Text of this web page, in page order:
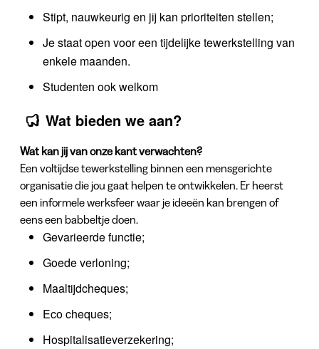
Stipt, nauwkeurig en jij kan prioriteiten stellen;
Je staat open voor een tijdelijke tewerkstelling van
enkele maanden.
Studenten ook welkom
Wat bieden we aan?
Wat kan jij van onze kant verwachten?
Een voltijdse tewerkstelling binnen een mensgerichte
organisatie die jou gaat helpen te ontwikkelen. Er heerst
een informele werksfeer waar je ideeën kan brengen of
eens een babbeltje doen.
Gevarieerde functie;
Goede verloning;
Maaltijdcheques;
Eco cheques;
Hospitalisatieverzekering;